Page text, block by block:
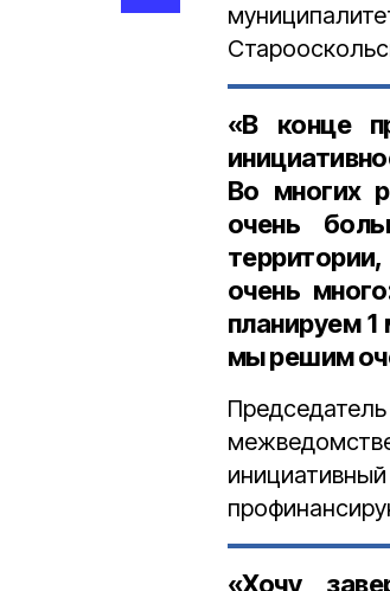
«В конце
Во многих
очень
очень
планируем
мы решим
«Хочу